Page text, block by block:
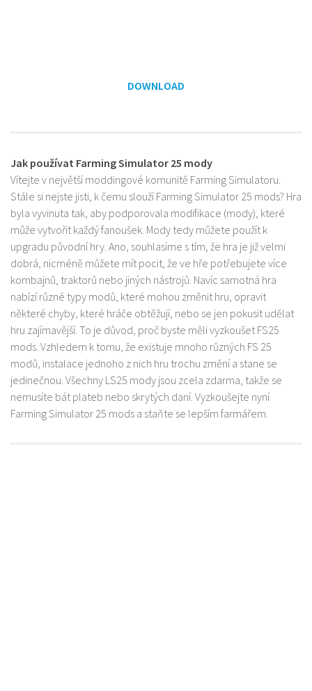
DOWNLOAD
Jak používat Farming Simulator 25 mody
Vítejte v největší moddingové komunitě Farming Simulatoru.
Stále si nejste jisti, k čemu slouží Farming Simulator 25 mods? Hra
byla vyvinuta tak, aby podporovala modifikace (mody), které
může vytvořit každý fanoušek. Mody tedy můžete použít k
upgradu původní hry. Ano, souhlasíme s tím, že hra je již velmi
dobrá, nicméně můžete mít pocit, že ve hře potřebujete více
kombajnů, traktorů nebo jiných nástrojů. Navíc samotná hra
nabízí různé typy modů, které mohou změnit hru, opravit
některé chyby, které hráče obtěžují, nebo se jen pokusit udělat
hru zajímavější. To je důvod, proč byste měli vyzkoušet FS25
mods. Vzhledem k tomu, že existuje mnoho různých FS 25
modů, instalace jednoho z nich hru trochu změní a stane se
jedinečnou. Všechny LS25 mody jsou zcela zdarma, takže se
nemusíte bát plateb nebo skrytých daní. Vyzkoušejte nyní
Farming Simulator 25 mods a staňte se lepším farmářem.